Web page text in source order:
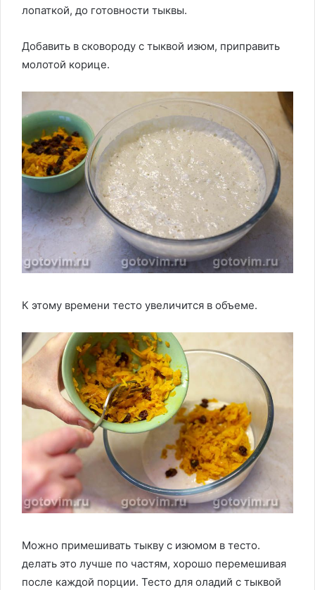
лопаткой, до готовности тыквы.
Добавить в сковороду с тыквой изюм, приправить
молотой корице.
К этому времени тесто увеличится в объеме.
Можно примешивать тыкву с изюмом в тесто.
делать это лучше по частям, хорошо перемешивая
после каждой порции. Тесто для оладий с тыквой